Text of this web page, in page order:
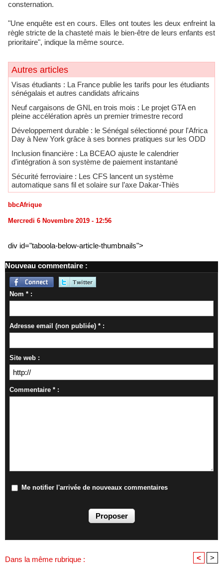
consternation.
"Une enquête est en cours. Elles ont toutes les deux enfreint la
règle stricte de la chasteté mais le bien-être de leurs enfants est
prioritaire", indique la même source.
Autres articles
​Visas étudiants : La France publie les tarifs pour les étudiants
sénégalais et autres candidats africains
Neuf cargaisons de GNL en trois mois : Le projet GTA en
pleine accélération après un premier trimestre record
Développement durable : le Sénégal sélectionné pour l'Africa
Day à New York grâce à ses bonnes pratiques sur les ODD
​Inclusion financière : La BCEAO ajuste le calendrier
d'intégration à son système de paiement instantané
Sécurité ferroviaire : Les CFS lancent un système
automatique sans fil et solaire sur l’axe Dakar-Thiès
bbcAfrique
Mercredi 6 Novembre 2019 - 12:56
div id="taboola-below-article-thumbnails">
Nouveau commentaire :
Nom * :
Adresse email (non publiée) * :
Site web :
Commentaire * :
Me notifier l'arrivée de nouveaux commentaires
Dans la même rubrique : < >